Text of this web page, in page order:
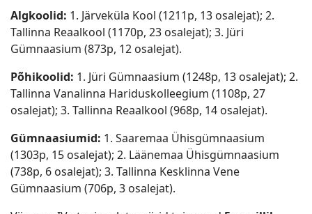
Algkoolid: 1. Järveküla Kool (1211p, 13 osalejat); 2.
Tallinna Reaalkool (1170p, 23 osalejat); 3. Jüri
Gümnaasium (873p, 12 osalejat).
Põhikoolid: 1. Jüri Gümnaasium (1248p, 13 osalejat); 2.
Tallinna Vanalinna Hariduskolleegium (1108p, 27
osalejat); 3. Tallinna Reaalkool (968p, 14 osalejat).
Gümnaasiumid: 1. Saaremaa Ühisgümnaasium
(1303p, 15 osalejat); 2. Läänemaa Ühisgümnaasium
(738p, 6 osalejat); 3. Tallinna Kesklinna Vene
Gümnaasium (706p, 3 osalejat).